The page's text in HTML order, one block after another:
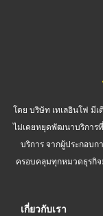
โดย บริษัท เทเลอินโฟ มี
ไม่เคยหยุดพัฒนาบริการ
บริการ จากผู้ประกอบ
ครอบคลุมทุกหมวดธุรกิจ
เกี่ยวกับเรา